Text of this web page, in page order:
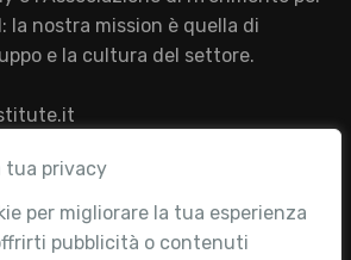
tua privacy
per migliorare la tua esperienza
pubblicità o contenuti
la nostra mission è quella di
e la cultura del settore.